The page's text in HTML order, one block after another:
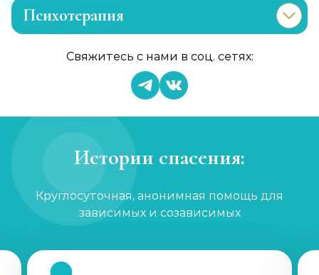
Психотерапия
Консультация психолога
от 1 000 ₽ Записаться
от 1 200 ₽ Записаться
Свяжитесь с нами в соц. сетях:
Истории спасения:
Круглосуточная, анонимная помощь для
зависимых и созависимых